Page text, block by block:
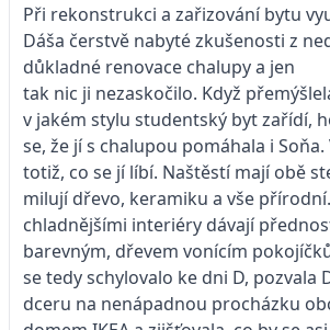
Při rekonstrukci a zařizování bytu
Dáša čerstvě nabyté zkušenosti z
důkladné renovace chalupy a jen
tak nic ji nezaskočilo. Když
v jakém stylu studentský byt zařídí,
se, že jí s chalupou pomáhala i Soňa.
totiž, co se jí líbí. Naštěstí mají obě
milují dřevo, keramiku a vše
chladnějšími interiéry dávají
barevným, dřevem vonícím
se tedy schylovalo ke dni D, pozvala
dceru na nenápadnou procházku